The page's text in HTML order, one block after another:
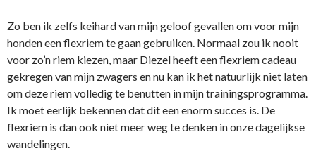
Zo ben ik zelfs keihard van mijn geloof gevallen om voor mijn
honden een flexriem te gaan gebruiken. Normaal zou ik nooit
voor zo’n riem kiezen, maar Diezel heeft een flexriem cadeau
gekregen van mijn zwagers en nu kan ik het natuurlijk niet laten
om deze riem volledig te benutten in mijn trainingsprogramma.
Ik moet eerlijk bekennen dat dit een enorm succes is. De
flexriem is dan ook niet meer weg te denken in onze dagelijkse
wandelingen.